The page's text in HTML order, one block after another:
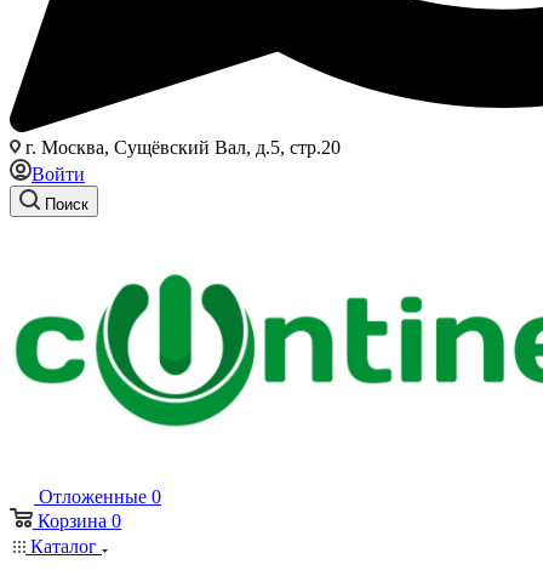
г. Москва, Сущёвский Вал, д.5, стр.20
Войти
Поиск
Отложенные 0
Корзина 0
Каталог